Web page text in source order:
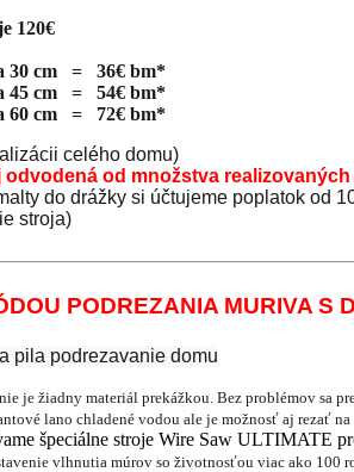
120€
30 cm = 36€ bm*
45 cm = 54€ bm*
60 cm = 72€ bm*
celého domu)
odvodená od množstva
do drážky si účtujeme poplatok od
stroja)
PODREZANIA MURIVA S
je žiadny materiál prekážkou. Bez problémov sa
lano chladené vodou ale je možnosť aj rezať na
špeciálne stroje Wire Saw ULTIMATE
vlhnutia múrov so životnosťou viac ako 100